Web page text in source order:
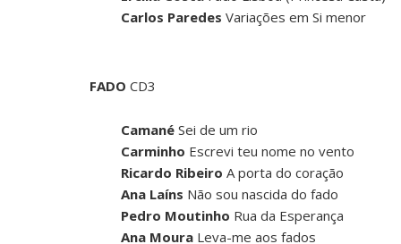
Carlos Paredes Variações em Si menor
FADO CD3
Camané Sei de um rio
Carminho Escrevi teu nome no vento
Ricardo Ribeiro A porta do coração
Ana Laíns Não sou nascida do fado
Pedro Moutinho Rua da Esperança
Ana Moura Leva-me aos fados